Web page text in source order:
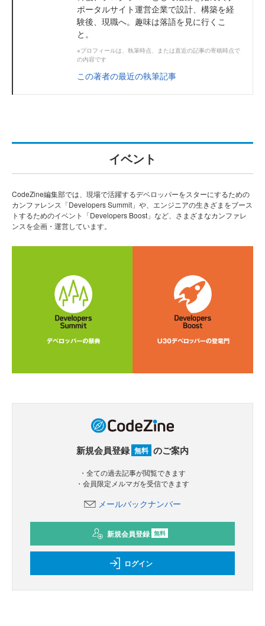
ポータルサイト運営企業で設計、構築を経
験後、現職へ。趣味は落語を見に行くこ
と。
※プロフィールは、執筆時点、または直近の記事の寄稿時点で
の内容です
この著者の最近の執筆記事
イベント
CodeZine編集部では、現場で活躍するデベロッパーをスターにするための
カンファレンス「Developers Summit」や、エンジニアの生きざまをブース
トするためのイベント「Developers Boost」など、さまざまなカンファレ
ンスを企画・運営しています。
新規会員登録 無料 のご案内
・全ての過去記事が閲覧できます
・会員限定メルマガを受信できます
メールバックナンバー
新規会員登録 無料
ログイン